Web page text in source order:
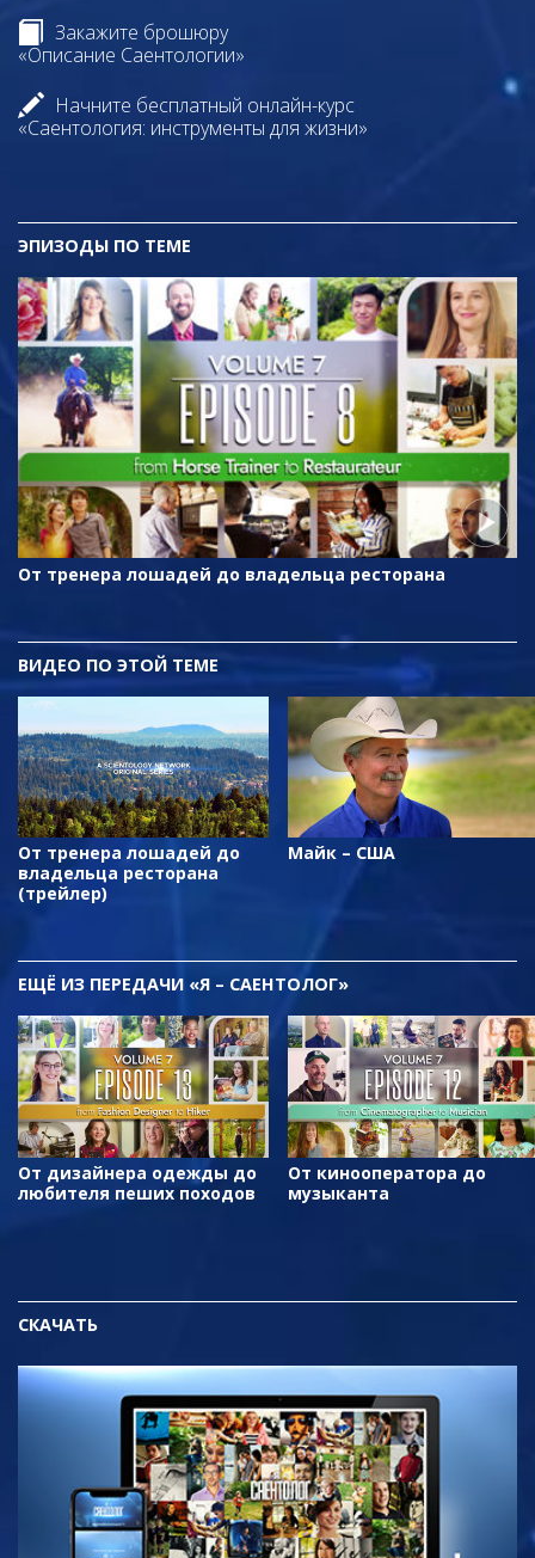
Закажите брошюру
«Описание Саентологии»
Начните бесплатный онлайн-курс
«Саентология: инструменты для жизни»
ЭПИЗОДЫ ПО ТЕМЕ
От тренера лошадей до владельца ресторана
ВИДЕО ПО ЭТОЙ ТЕМЕ
От тренера лошадей до
владельца ресторана
(трейлер)
Майк – США
ЕЩЁ ИЗ ПЕРЕДАЧИ «Я – САЕНТОЛОГ»
От дизайнера одежды до
любителя пеших походов
От кинооператора до
музыканта
СКАЧАТЬ